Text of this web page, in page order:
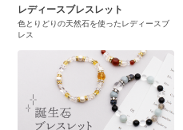
レディースブレスレット
色とりどりの天然石を使ったレディースブ
レス